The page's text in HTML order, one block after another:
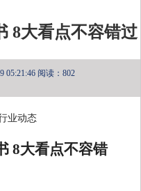
8大看点不容错过
05:21:46 阅读：802
业动态
8大看点不容错